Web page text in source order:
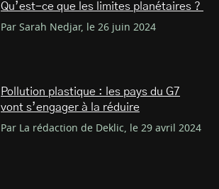
Qu’est-ce que les limites planétaires ?
Par Sarah Nedjar, le 26 juin 2024
Pollution plastique : les pays du G7
vont s’engager à la réduire
Par La rédaction de Deklic, le 29 avril 2024